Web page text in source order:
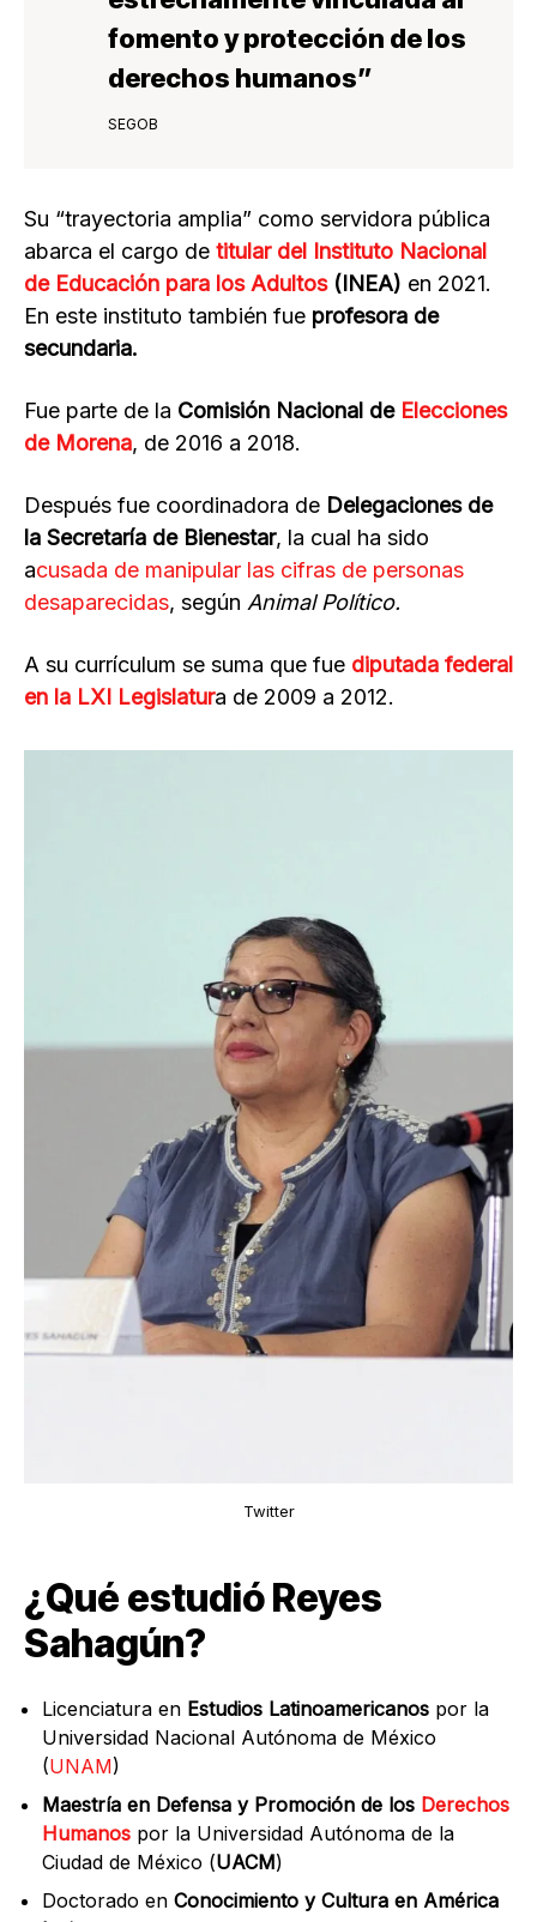
fomento y protección de los
derechos humanos”
SEGOB
Su “trayectoria amplia” como servidora pública
abarca el cargo de titular del Instituto Nacional
de Educación para los Adultos(INEA) en 2021.
En este instituto también fue profesora de
secundaria.
Fue parte de la Comisión Nacional de Elecciones
de Morena, de 2016 a 2018.
Después fue coordinadora de Delegaciones de
la Secretaría de Bienestar, la cual ha sido
acusada de manipular las cifras de personas
desaparecidas, según Animal Político.
A su currículum se suma que fue diputada federal
en la LXI Legislatura de 2009 a 2012.
Twitter
¿Qué estudió Reyes
Sahagún?
Licenciatura en Estudios Latinoamericanos por la
Universidad Nacional Autónoma de México
(UNAM)
Maestría en Defensa y Promoción de los Derechos
Humanos por la Universidad Autónoma de la
Ciudad de México (UACM)
Doctorado en Conocimiento y Cultura en América